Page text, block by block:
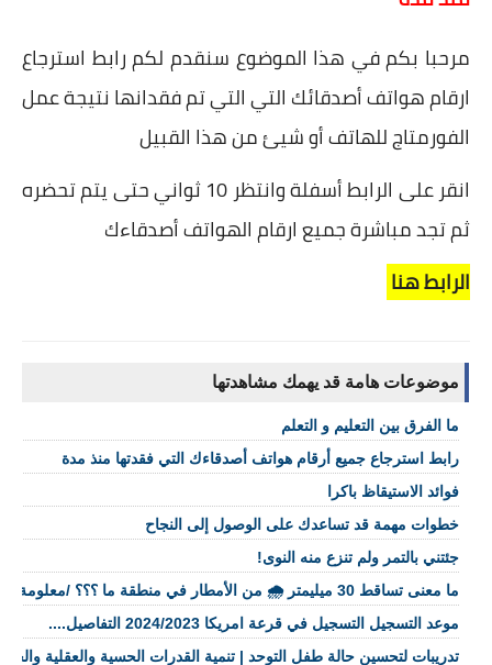
مرحبا بكم في هذا الموضوع سنقدم لكم رابط استرجاع
ارقام هواتف أصدقائك التي التي تم فقدانها نتيجة عمل
الفورمتاج للهاتف أو شيئ من هذا القبيل
انقر على الرابط أسفلة وانتظر 10 ثواني حتى يتم تحضره
ثم تجد مباشرة جميع ارقام الهواتف أصدقاءك
الرابط هنا
موضوعات هامة قد يهمك مشاهدتها
ما الفرق بين التعليم و التعلم
رابط استرجاع جميع أرقام هواتف أصدقاءك التي فقدتها منذ مدة
فوائد الاستيقاظ باكرا
خطوات مهمة قد تساعدك على الوصول إلى النجاح
جئتني بالتمر ولم تنزع منه النوى!
ما معنى تساقط 30 ميليمتر 🌧️ من الأمطار في منطقة ما ؟؟؟ /معلومة
موعد التسجيل التسجيل في قرعة امريكا 2024/2023 التفاصيل....
تدريبات لتحسين حالة طفل التوحد | تنمية القدرات الحسية والعقلية